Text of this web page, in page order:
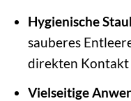
Hygienische
sauberes
direkten Kontakt
Vielseitige